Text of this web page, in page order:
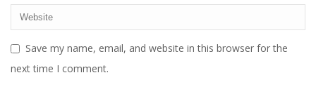
Save my name, email, and website in this browser for the
next time I comment.